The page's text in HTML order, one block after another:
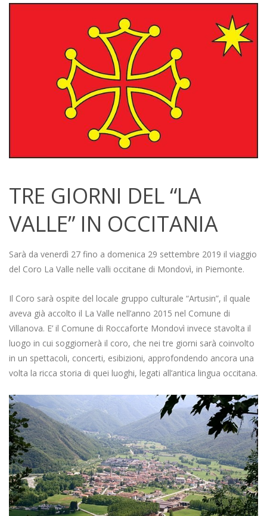
TRE GIORNI DEL “LA
VALLE” IN OCCITANIA
Sarà da venerdì 27 fino a domenica 29 settembre 2019 il viaggio
del Coro La Valle nelle valli occitane di Mondovì, in Piemonte.
Il Coro sarà ospite del locale gruppo culturale “Artusin”, il quale
aveva già accolto il La Valle nell’anno 2015 nel Comune di
Villanova. E’ il Comune di Roccaforte Mondovì invece stavolta il
luogo in cui soggiornerà il coro, che nei tre giorni sarà coinvolto
in un spettacoli, concerti, esibizioni, approfondendo ancora una
volta la ricca storia di quei luoghi, legati all’antica lingua occitana.